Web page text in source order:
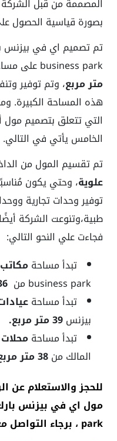
المصممة من قبل
بصورة قياسية الحصول
تم تصميم اي في بيزنس
business park على مساحة كبيرة بلغت مساحتها
متر مربع، وتم توفير
هذه المساحة الكبيرة.
التي تتعلق بتصميم
الخامس يأتي في التالي.
تم تقسيم المول من
علوية، وحتي يكون
توفير وحدات تجارية
طبية،وتنوعت الشركة
فجاءت علي النحو التالي:
تبدأ مساحةمكاتب
business park من
36
تبدأ مساحة
بيزنس
تبدأ مساحةمحلات
المالك من
للحجز والاستعلام عن
park ، برجاء التواصل